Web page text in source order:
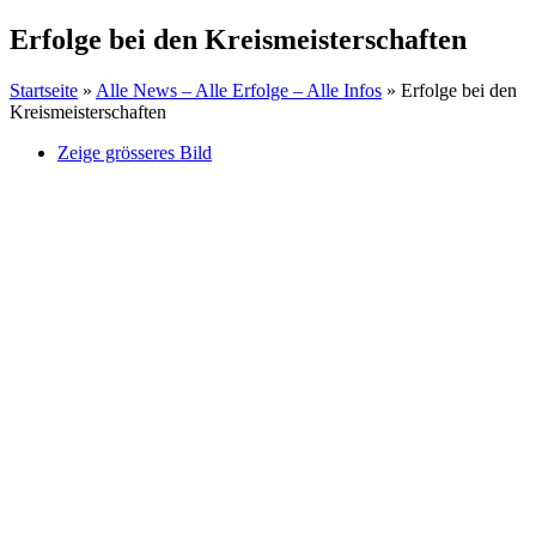
Erfolge bei den Kreismeisterschaften
Startseite » Alle News – Alle Erfolge – Alle Infos » Erfolge bei den
Kreismeisterschaften
Zeige grösseres Bild